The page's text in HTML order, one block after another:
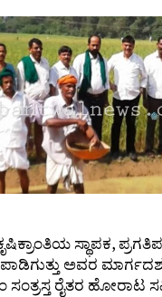
ಸ್ಥಾಪಕ,
ಅವರ
ಸಂತ್ರಸ್ತ ರೈತರ ಹೋರಾಟ